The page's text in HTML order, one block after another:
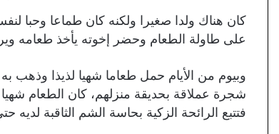
كان هناك ولدا صغيرا ولكنه كان طماعا وحبا
على طاولة الطعام وحضر إخوته يأخذ طعامه
وبيوم من الأيام حمل طعاما شهيا لذيذا وذهب
شجرة عملاقة بحديقة منزلهم، كان الطعام شهيا
فتتبع الرائحة الزكية بحاسة الشم الثاقبة لديه